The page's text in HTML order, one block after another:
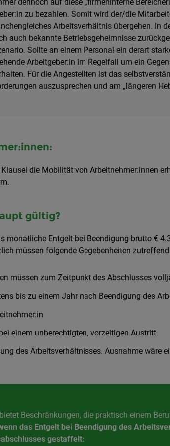
dennoch auf diese „firmeninterne
zu bezahlen. Somit wird der/die
Arbeitsverhältnis übergehen. In
auch bekannte Betriebsgeheimnisse
Sollte an einem Personal ein derart
Arbeitgeber:in im Regelfall um ein
Für die Angestellten ist das
auszusprechen und am „längeren
die Mobilität von Arbeitnehmer:innen
gültig?
monatliche Entgelt bei Beendigung brutto €
müssen folgende Gegebenheiten zutreffend
müssen zum Zeitpunkt des Abschlusses
bis zu einem Jahr nach Beendigung des
einem unberechtigten, vorzeitigen Austritt.
des Arbeitsverhältnisses. Ausnahme wäre
Beschränkungen, die praktisch einem
das Entgelt bei Beendigung des
gestaffelt: